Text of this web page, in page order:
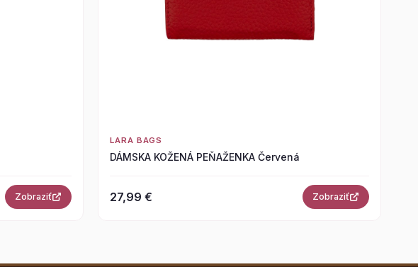
Zobraziť
LARA BAGS
DÁMSKA KOŽENÁ PEŇAŽENKA Červená
27,99 € Zobraziť